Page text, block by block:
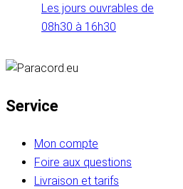
Les jours ouvrables de
08h30 à 16h30
Service
Mon compte
Foire aux questions
Livraison et tarifs